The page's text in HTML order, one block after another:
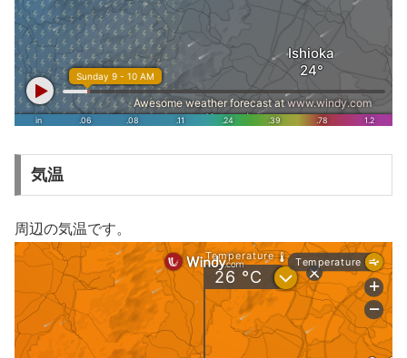
気温
周辺の気温です。